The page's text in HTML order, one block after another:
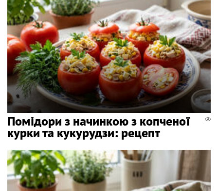
Помідори з начинкою з копченої
курки та кукурудзи: рецепт